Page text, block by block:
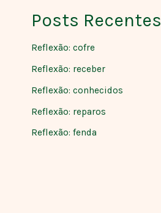
Posts Recentes
Reflexão: cofre
Reflexão: receber
Reflexão: conhecidos
Reflexão: reparos
Reflexão: fenda